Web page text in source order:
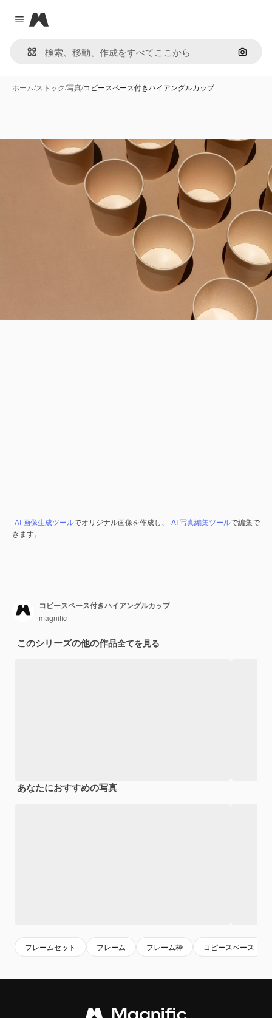
Close menu
Magnific
画像で
ホーム/ストック/写真/コピースペース付きハイアングルカップ
AI 画像生成ツールでオリジナル画像を作成し、 AI 写真編集ツールで編集で
きます。
コピースペース付きハイアングルカップ
magnific
このシリーズの他の作品全てを見る
あなたにおすすめの写真
フレームセット フレーム フレーム枠 コピースペース